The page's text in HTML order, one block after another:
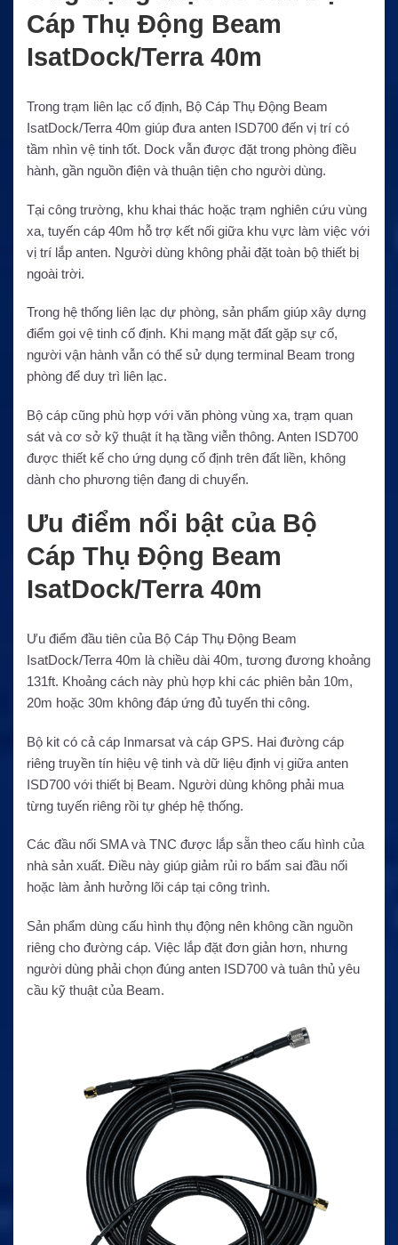
Cáp Thụ Động Beam
IsatDock/Terra 40m
Trong trạm liên lạc cố định, Bộ Cáp Thụ Động Beam
IsatDock/Terra 40m giúp đưa anten ISD700 đến vị trí có
tầm nhìn vệ tinh tốt. Dock vẫn được đặt trong phòng điều
hành, gần nguồn điện và thuận tiện cho người dùng.
Tại công trường, khu khai thác hoặc trạm nghiên cứu vùng
xa, tuyến cáp 40m hỗ trợ kết nối giữa khu vực làm việc với
vị trí lắp anten. Người dùng không phải đặt toàn bộ thiết bị
ngoài trời.
Trong hệ thống liên lạc dự phòng, sản phẩm giúp xây dựng
điểm gọi vệ tinh cố định. Khi mạng mặt đất gặp sự cố,
người vận hành vẫn có thể sử dụng terminal Beam trong
phòng để duy trì liên lạc.
Bộ cáp cũng phù hợp với văn phòng vùng xa, trạm quan
sát và cơ sở kỹ thuật ít hạ tầng viễn thông. Anten ISD700
được thiết kế cho ứng dụng cố định trên đất liền, không
dành cho phương tiện đang di chuyển.
Ưu điểm nổi bật của Bộ
Cáp Thụ Động Beam
IsatDock/Terra 40m
Ưu điểm đầu tiên của Bộ Cáp Thụ Động Beam
IsatDock/Terra 40m là chiều dài 40m, tương đương khoảng
131ft. Khoảng cách này phù hợp khi các phiên bản 10m,
20m hoặc 30m không đáp ứng đủ tuyến thi công.
Bộ kit có cả cáp Inmarsat và cáp GPS. Hai đường cáp
riêng truyền tín hiệu vệ tinh và dữ liệu định vị giữa anten
ISD700 với thiết bị Beam. Người dùng không phải mua
từng tuyến riêng rồi tự ghép hệ thống.
Các đầu nối SMA và TNC được lắp sẵn theo cấu hình của
nhà sản xuất. Điều này giúp giảm rủi ro bấm sai đầu nối
hoặc làm ảnh hưởng lõi cáp tại công trình.
Sản phẩm dùng cấu hình thụ động nên không cần nguồn
riêng cho đường cáp. Việc lắp đặt đơn giản hơn, nhưng
người dùng phải chọn đúng anten ISD700 và tuân thủ yêu
cầu kỹ thuật của Beam.